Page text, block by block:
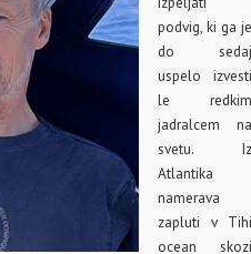
podvig, ki ga je
do sedaj
uspelo izvesti
le redkim
jadralcem na
svetu. Iz
Atlantika
namerava
zapluti v Tihi
ocean skozi